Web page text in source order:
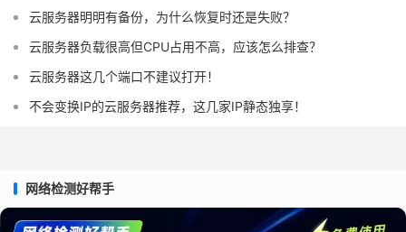
云服务器明明有备份，为什么恢复时还是失败？
云服务器负载很高但CPU占用不高，应该怎么排查？
云服务器这几个端口不建议打开！
不会变换IP的云服务器推荐，这几家IP静态独享！
网络检测好帮手